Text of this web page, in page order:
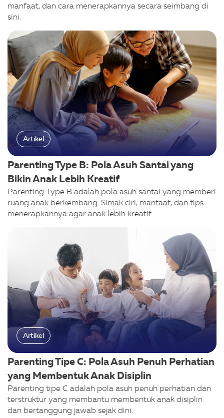
manfaat, dan cara menerapkannya secara seimbang di
sini.
Artikel
Parenting Type B: Pola Asuh Santai yang
Bikin Anak Lebih Kreatif
Parenting Type B adalah pola asuh santai yang memberi
ruang anak berkembang. Simak ciri, manfaat, dan tips
menerapkannya agar anak lebih kreatif.
Artikel
Parenting Tipe C: Pola Asuh Penuh Perhatian
yang Membentuk Anak Disiplin
Parenting tipe C adalah pola asuh penuh perhatian dan
terstruktur yang membantu membentuk anak disiplin
dan bertanggung jawab sejak dini.